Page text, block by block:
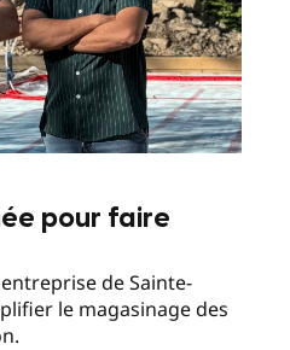
pour faire
de Sainte-
le magasinage des